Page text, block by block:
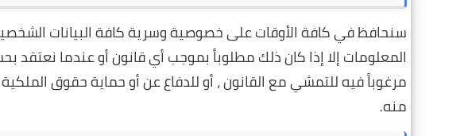
سنحافظ في كافة الأوقات على خصوصية وسرية كافة البيانات
المعلومات إلا إذا كان ذلك مطلوباً بموجب أي قانون أو عندما نعتقد
مرغوباً فيه للتمشي مع القانون ، أو للدفاع عن أو حماية حقوق
منه.